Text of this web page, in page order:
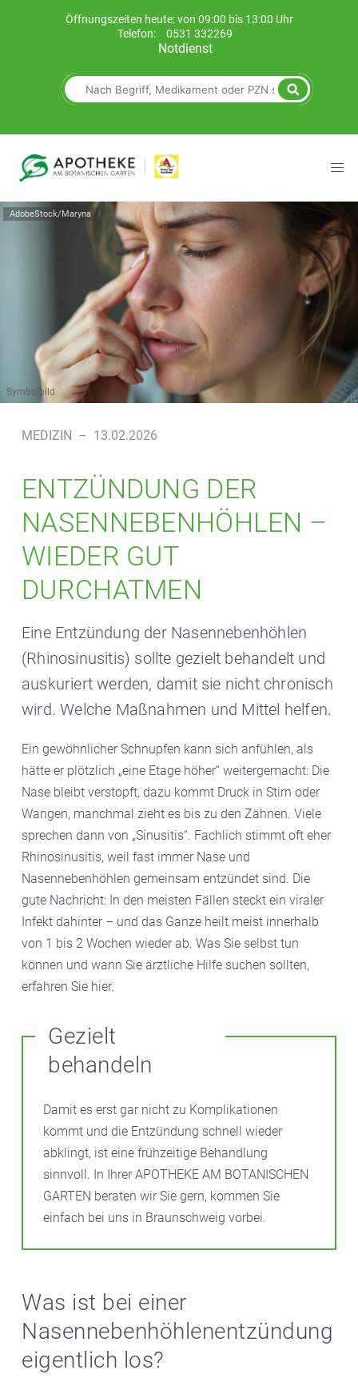
Öffnungszeiten heute: von 09:00 bis 13:00 Uhr
Telefon:
0531 332269
Notdienst
AdobeStock/Maryna
Symbolbild
MEDIZIN – 13.02.2026
ENTZÜNDUNG DER
NASENNEBENHÖHLEN –
WIEDER GUT
DURCHATMEN
Eine Entzündung der Nasennebenhöhlen
(Rhinosinusitis) sollte gezielt behandelt und
auskuriert werden, damit sie nicht chronisch
wird. Welche Maßnahmen und Mittel helfen.
Ein gewöhnlicher Schnupfen kann sich anfühlen, als
hätte er plötzlich „eine Etage höher“ weitergemacht: Die
Nase bleibt verstopft, dazu kommt Druck in Stirn oder
Wangen, manchmal zieht es bis zu den Zähnen. Viele
sprechen dann von „Sinusitis“. Fachlich stimmt oft eher
Rhinosinusitis, weil fast immer Nase und
Nasennebenhöhlen gemeinsam entzündet sind. Die
gute Nachricht: In den meisten Fällen steckt ein viraler
Infekt dahinter – und das Ganze heilt meist innerhalb
von 1 bis 2 Wochen wieder ab. Was Sie selbst tun
können und wann Sie ärztliche Hilfe suchen sollten,
erfahren Sie hier.
Gezielt
behandeln
Damit es erst gar nicht zu Komplikationen
kommt und die Entzündung schnell wieder
abklingt, ist eine frühzeitige Behandlung
sinnvoll. In Ihrer APOTHEKE AM BOTANISCHEN
GARTEN beraten wir Sie gern, kommen Sie
einfach bei uns in Braunschweig vorbei.
Was ist bei einer
Nasennebenhöhlenentzündung
eigentlich los?